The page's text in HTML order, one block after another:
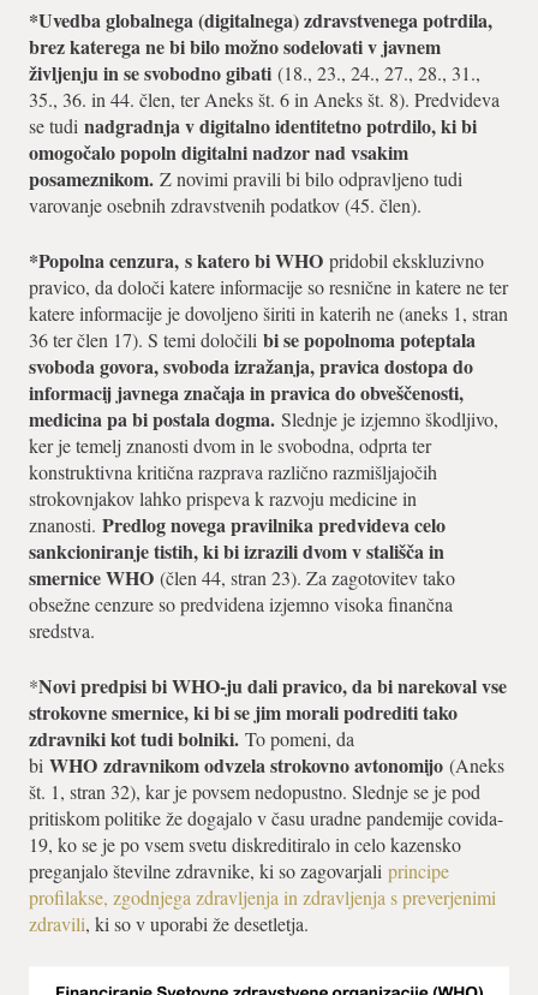
*Uvedba globalnega (digitalnega) zdravstvenega potrdila,
brez katerega ne bi bilo možno sodelovati v javnem
življenju in se svobodno gibati (18., 23., 24., 27., 28., 31.,
35., 36. in 44. člen, ter Aneks št. 6 in Aneks št. 8). Predvideva
se tudi nadgradnja v digitalno identitetno potrdilo, ki bi
omogočalo popoln digitalni nadzor nad vsakim
posameznikom. Z novimi pravili bi bilo odpravljeno tudi
varovanje osebnih zdravstvenih podatkov (45. člen).
*Popolna cenzura, s katero bi WHO pridobil ekskluzivno
pravico, da določi katere informacije so resnične in katere ne ter
katere informacije je dovoljeno širiti in katerih ne (aneks 1, stran
36 ter člen 17). S temi določili bi se popolnoma poteptala
svoboda govora, svoboda izražanja, pravica dostopa do
informacij javnega značaja in pravica do obveščenosti,
medicina pa bi postala dogma. Slednje je izjemno škodljivo,
ker je temelj znanosti dvom in le svobodna, odprta ter
konstruktivna kritična razprava različno razmišljajočih
strokovnjakov lahko prispeva k razvoju medicine in
znanosti. Predlog novega pravilnika predvideva celo
sankcioniranje tistih, ki bi izrazili dvom v stališča in
smernice WHO (člen 44, stran 23). Za zagotovitev tako
obsežne cenzure so predvidena izjemno visoka finančna
sredstva.
*Novi predpisi bi WHO-ju dali pravico, da bi narekoval vse
strokovne smernice, ki bi se jim morali podrediti tako
zdravniki kot tudi bolniki. To pomeni, da
bi WHO zdravnikom odvzela strokovno avtonomijo (Aneks
št. 1, stran 32), kar je povsem nedopustno. Slednje se je pod
pritiskom politike že dogajalo v času uradne pandemije covida-
19, ko se je po vsem svetu diskreditiralo in celo kazensko
preganjalo številne zdravnike, ki so zagovarjali principe
profilakse, zgodnjega zdravljenja in zdravljenja s preverjenimi
zdravili, ki so v uporabi že desetletja.